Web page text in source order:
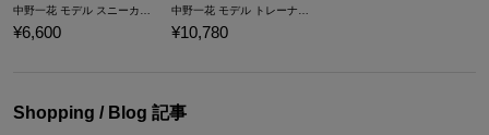
¥6,600 ¥10,780
Shopping / Blog 記事